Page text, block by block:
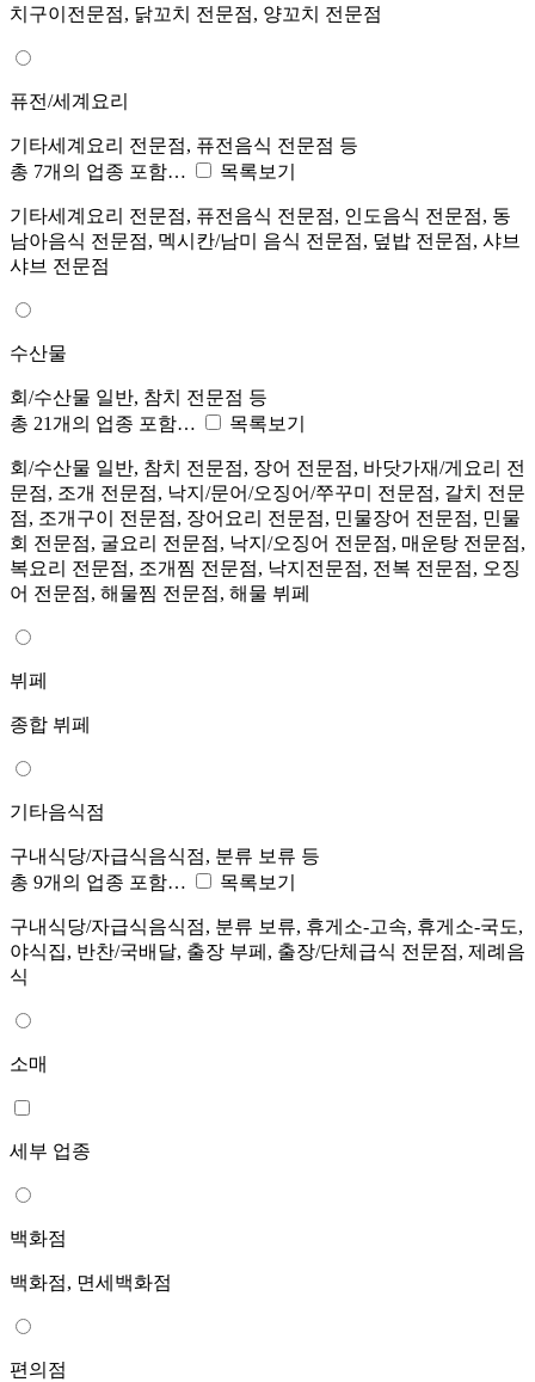
치구이전문점, 닭꼬치 전문점, 양꼬치 전문점
퓨전/세계요리
기타세계요리 전문점, 퓨전음식 전문점 등
총 7개의 업종 포함…
목록보기
기타세계요리 전문점, 퓨전음식 전문점, 인도음식 전문점, 동
남아음식 전문점, 멕시칸/남미 음식 전문점, 덮밥 전문점, 샤브
샤브 전문점
수산물
회/수산물 일반, 참치 전문점 등
총 21개의 업종 포함…
목록보기
회/수산물 일반, 참치 전문점, 장어 전문점, 바닷가재/게요리 전
문점, 조개 전문점, 낙지/문어/오징어/쭈꾸미 전문점, 갈치 전문
점, 조개구이 전문점, 장어요리 전문점, 민물장어 전문점, 민물
회 전문점, 굴요리 전문점, 낙지/오징어 전문점, 매운탕 전문점,
복요리 전문점, 조개찜 전문점, 낙지전문점, 전복 전문점, 오징
어 전문점, 해물찜 전문점, 해물 뷔페
뷔페
종합 뷔페
기타음식점
구내식당/자급식음식점, 분류 보류 등
총 9개의 업종 포함…
목록보기
구내식당/자급식음식점, 분류 보류, 휴게소-고속, 휴게소-국도,
야식집, 반찬/국배달, 출장 부페, 출장/단체급식 전문점, 제례음
식
소매
세부 업종
백화점
백화점, 면세백화점
편의점